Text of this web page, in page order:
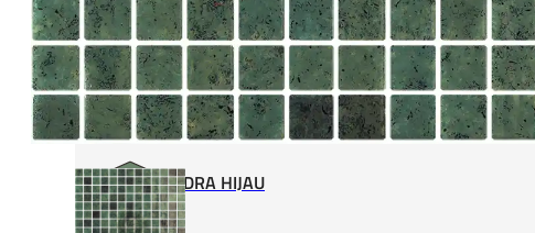
LOJA
VER TODAS AS COLEÇÕES
PEDRA HIJAU